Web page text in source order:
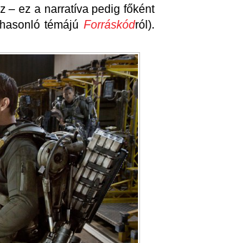
– ez a narratíva pedig főként
témájú Forráskódról).